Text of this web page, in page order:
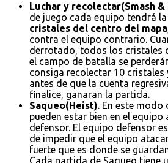
Luchar y recolectar(Smash &
de juego cada equipo tendrá
cristales del centro del mapa
contra el equipo contrario.
derrotado, todos los cristales
el campo de batalla se
consiga recolectar 10 cristales
antes de que la cuenta
finalice, ganaran la partida.
Saqueo(Heist). En este modo
pueden estar bien en el
defensor. El equipo defensor
de impedir que el equipo
fuerte que es donde se
Cada partida de Saqueo tiene